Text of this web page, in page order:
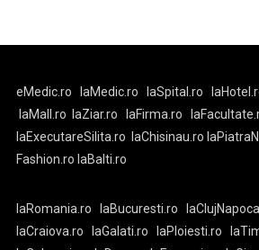
eMedic.ro laMedic.ro laSpital.ro
laMall.ro
laZiar.ro laFirma.ro
laExecutareSilita.ro
laChisinau.ro
Fashion.ro laBalti.ro
laRomania.ro laBucuresti.ro
laCraiova.ro
laGalati.ro laPloiesti.ro